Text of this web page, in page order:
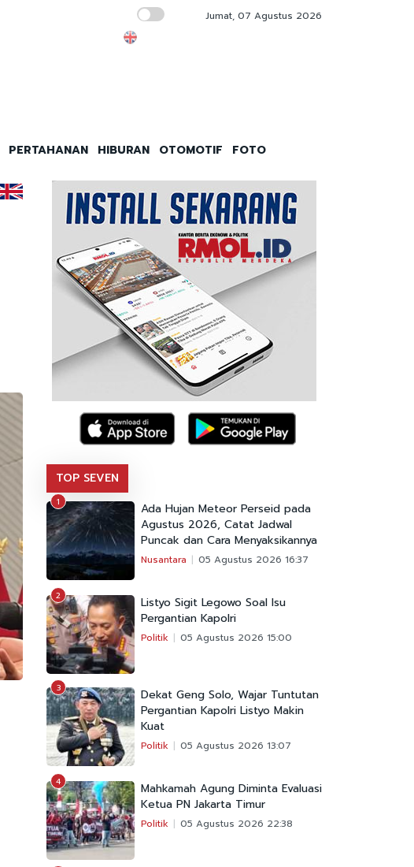
Indonesia Jadi Anomali dalam Studi Bank
Jumat, 07 Agustus 2026
PERTAHANAN HIBURAN OTOMOTIF FOTO
TOP SEVEN
1
Ada Hujan Meteor Perseid pada
Agustus 2026, Catat Jadwal
Puncak dan Cara Menyaksikannya
Nusantara 05 Agustus 2026 16:37
2
Listyo Sigit Legowo Soal Isu
Pergantian Kapolri
Politik 05 Agustus 2026 15:00
3
Dekat Geng Solo, Wajar Tuntutan
Pergantian Kapolri Listyo Makin
Kuat
Politik 05 Agustus 2026 13:07
4
Mahkamah Agung Diminta Evaluasi
Ketua PN Jakarta Timur
Politik 05 Agustus 2026 22:38